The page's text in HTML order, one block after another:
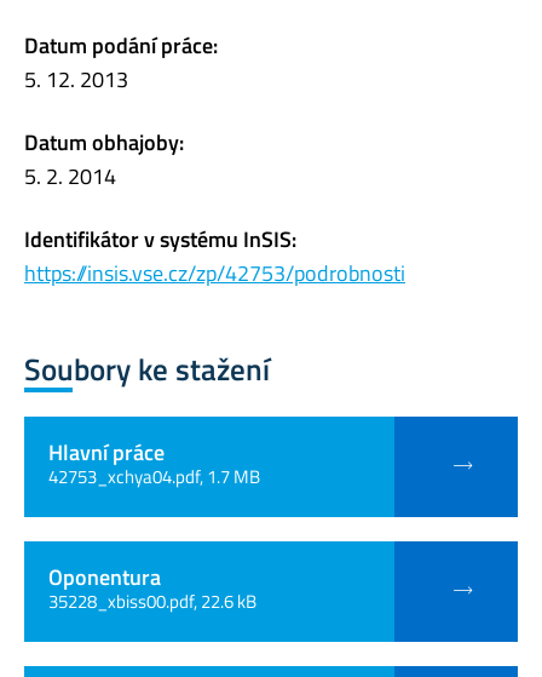
Datum podání práce:
5. 12. 2013
Datum obhajoby:
5. 2. 2014
Identifikátor v systému InSIS:
https://insis.vse.cz/zp/42753/podrobnosti
Soubory ke stažení
Hlavní práce
42753_xchya04.pdf, 1.7 MB
Oponentura
35228_xbiss00.pdf, 22.6 kB